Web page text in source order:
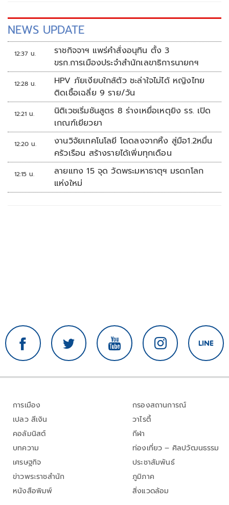
NEWS UPDATE
12:37 น.
ราชกิจจาฯ แพร่คำสั่งอนุทิน ตั้ง 3
ขรก.การเมืองประจำสำนักเลขาธิการนายกฯ
12:28 น.
HPV ภัยเงียบใกล้ตัว ชะล่าใจไม่ได้ หญิงไทย
ติดเชื้อเฉลี่ย 9 ราย/วัน
12:21 น.
นิติเวชเริ่มชันสูตร 8 ร่างเหยื่อเหตุยิง รร. เปิด
เกณฑ์เยียวยา
12:20 น.
งานวิจัยเทคโนโลยี โดดลงจากหิ้ง สู่มือ1.2หมื่น
ครัวเรือน สร้างรายได้เพิ่มทุกเดือน
12:15 น.
ลายแทง 15 จุด วัดพระมหาธาตุฯ มรดกโลก
แห่งใหม่
การเมือง
เปลว สีเงิน
คอลัมนิสต์
บทความ
เศรษฐกิจ
ข่าวพระราชสำนัก
หนังสือพิมพ์
กรองสถานการณ์
วาไรตี้
กีฬา
ท่องเที่ยว – ศิลปวัฒนธรรม
ประชาสัมพันธ์
ภูมิภาค
สิ่งแวดล้อม